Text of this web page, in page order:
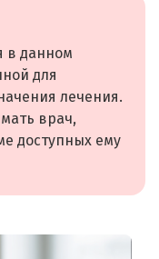
в данном
для
лечения.
врач,
доступных ему